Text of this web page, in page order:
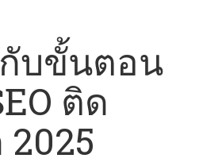
กับขั้นตอน
ติด
2025